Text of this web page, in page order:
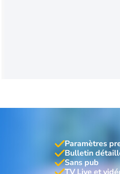
Paramètres
Bulletin
Sans pub
TV Live et